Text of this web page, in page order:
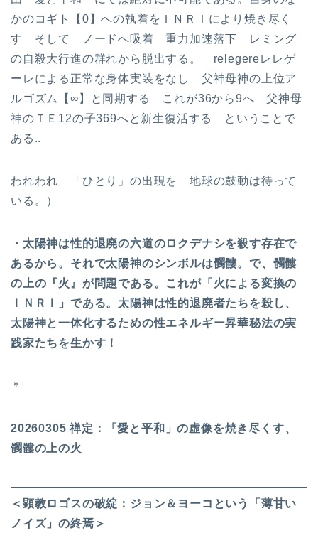
かのコギト【0】への執着をＩＮＲＩにより焼き尽く
す そして ノードへ吸着 重力加速落下 レミング
の自殺大行進の群れから脱出する。 relegereレレゲ
ーレによる正常な身体実装をなし 父神母神の上位ア
ルゴズム【∞】と同期する これが36から9へ 父神母
神のＴＥ12の子369へと新生復活する ということで
ある..
われわれ 「ひとり」の出現を 地球の鼓動は待って
いる。）
・太陽神は性的退廃の六道のロクデナシを殺す存在で
あるから。それで太陽神のシンボルは髑髏。で、髑髏
の上の『火』が問題である。これが「火による変換の
ＩＮＲＩ」である。太陽神は性的退廃者たちを殺し、
太陽神と一体化するための性エネルギー昇華秘法の実
践家たちを生かす！
＊
20260305 禅定：「愛と平和」の虚像を焼き尽くす、
髑髏の上の火
＜顕教ロゴスの破綻：ジョン＆ヨーコという「薄甘い
ノイズ」の終焉＞